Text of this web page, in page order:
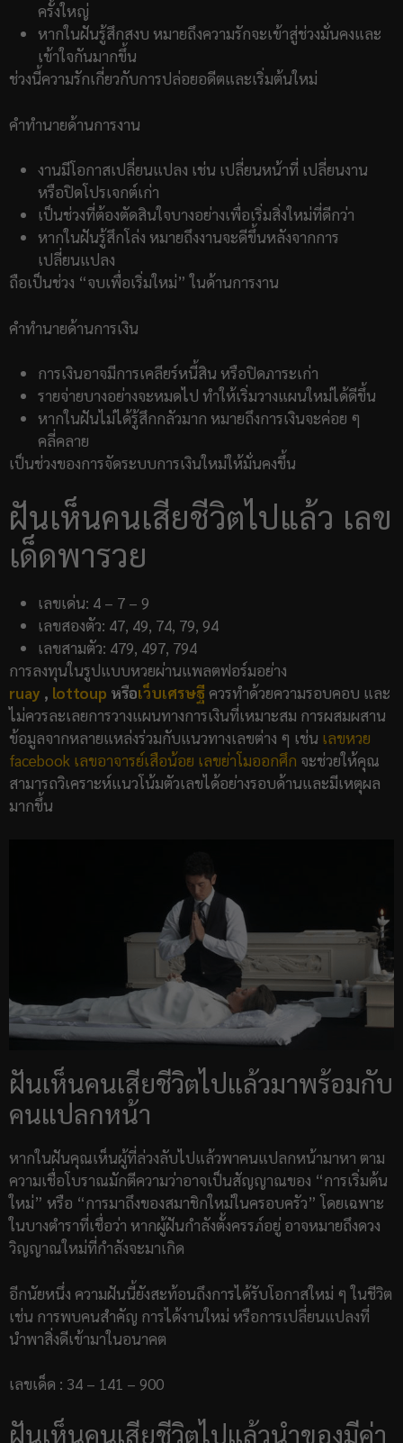
ครั้งใหญ่
หากในฝันรู้สึกสงบ หมายถึงความรักจะเข้าสู่ช่วงมั่นคงและ
เข้าใจกันมากขึ้น
ช่วงนี้ความรักเกี่ยวกับการปล่อยอดีตและเริ่มต้นใหม่
คำทำนายด้านการงาน
งานมีโอกาสเปลี่ยนแปลง เช่น เปลี่ยนหน้าที่ เปลี่ยนงาน
หรือปิดโปรเจกต์เก่า
เป็นช่วงที่ต้องตัดสินใจบางอย่างเพื่อเริ่มสิ่งใหม่ที่ดีกว่า
หากในฝันรู้สึกโล่ง หมายถึงงานจะดีขึ้นหลังจากการ
เปลี่ยนแปลง
ถือเป็นช่วง “จบเพื่อเริ่มใหม่” ในด้านการงาน
คำทำนายด้านการเงิน
การเงินอาจมีการเคลียร์หนี้สิน หรือปิดภาระเก่า
รายจ่ายบางอย่างจะหมดไป ทำให้เริ่มวางแผนใหม่ได้ดีขึ้น
หากในฝันไม่ได้รู้สึกกลัวมาก หมายถึงการเงินจะค่อย ๆ
คลี่คลาย
เป็นช่วงของการจัดระบบการเงินใหม่ให้มั่นคงขึ้น
ฝันเห็นคนเสียชีวิตไปแล้ว เลข
เด็ดพารวย
เลขเด่น: 4 – 7 – 9
เลขสองตัว: 47, 49, 74, 79, 94
เลขสามตัว: 479, 497, 794
การลงทุนในรูปแบบหวยผ่านแพลตฟอร์มอย่าง
ruay , lottoup หรือเว็บเศรษฐี ควรทำด้วยความรอบคอบ และ
ไม่ควรละเลยการวางแผนทางการเงินที่เหมาะสม การผสมผสาน
ข้อมูลจากหลายแหล่งร่วมกับแนวทางเลขต่าง ๆ เช่น เลขหวย
facebook เลขอาจารย์เสือน้อย เลขย่าโมออกศึก จะช่วยให้คุณ
สามารถวิเคราะห์แนวโน้มตัวเลขได้อย่างรอบด้านและมีเหตุผล
มากขึ้น
ฝันเห็นคนเสียชีวิตไปแล้วมาพร้อมกับ
คนแปลกหน้า
หากในฝันคุณเห็นผู้ที่ล่วงลับไปแล้วพาคนแปลกหน้ามาหา ตาม
ความเชื่อโบราณมักตีความว่าอาจเป็นสัญญาณของ “การเริ่มต้น
ใหม่” หรือ “การมาถึงของสมาชิกใหม่ในครอบครัว” โดยเฉพาะ
ในบางตำราที่เชื่อว่า หากผู้ฝันกำลังตั้งครรภ์อยู่ อาจหมายถึงดวง
วิญญาณใหม่ที่กำลังจะมาเกิด
อีกนัยหนึ่ง ความฝันนี้ยังสะท้อนถึงการได้รับโอกาสใหม่ ๆ ในชีวิต
เช่น การพบคนสำคัญ การได้งานใหม่ หรือการเปลี่ยนแปลงที่
นำพาสิ่งดีเข้ามาในอนาคต
เลขเด็ด : 34 – 141 – 900
ฝันเห็นคนเสียชีวิตไปแล้วนำของมีค่า